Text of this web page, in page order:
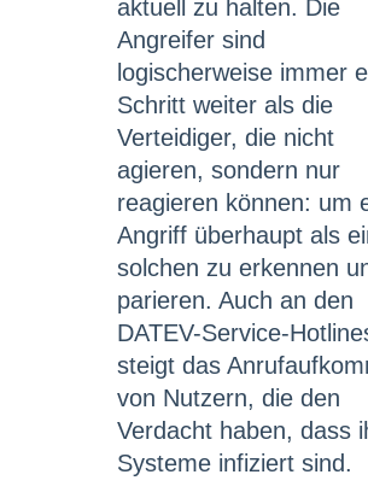
aktuell zu halten. Die
Angreifer sind
logischerweise immer
Schritt weiter als die
Verteidiger, die nicht
agieren, sondern nur
reagieren können: um
Angriff überhaupt als
solchen zu erkennen
parieren. Auch an den
DATEV-Service-
steigt das
von Nutzern, die den
Verdacht haben, dass
Systeme infiziert sind.